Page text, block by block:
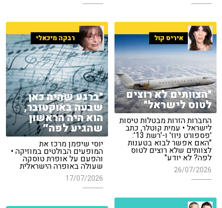
איריס קול
"הצוותים לא רוצים
לטוס לישראל"
החברות הזרות מבטלות טיסות
לישראל • עמית קוטלר, כתב
'פספורט ניוז' ו-'רשת 13':
"האם אפשר לבוא בטענות
לצוותים שלא רוצים לטוס
לפה? לא יודע"
26/07/2026
רבקה מיכאלי
"ברגע שהיה כאן
שבעה באוקטובר,
הוא היה הראשון
שהגיע לפה״
יוסי שיפמן מרכז את
המופעים הבולטים במוזיקה •
והפעם על אופרת טוסקה
שעולה באופרה הישראלית
17/07/2026